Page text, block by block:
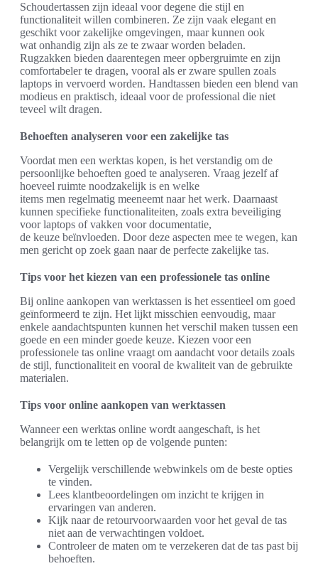
Schoudertassen zijn ideaal voor degene die stijl en
functionaliteit willen combineren. Ze zijn vaak elegant en
geschikt voor zakelijke omgevingen, maar kunnen ook
wat onhandig zijn als ze te zwaar worden beladen.
Rugzakken bieden daarentegen meer opbergruimte en zijn
comfortabeler te dragen, vooral als er zware spullen zoals
laptops in vervoerd worden. Handtassen bieden een blend van
modieus en praktisch, ideaal voor de professional die niet
teveel wilt dragen.
Behoeften analyseren voor een zakelijke tas
Voordat men een werktas kopen, is het verstandig om de
persoonlijke behoeften goed te analyseren. Vraag jezelf af
hoeveel ruimte noodzakelijk is en welke
items men regelmatig meeneemt naar het werk. Daarnaast
kunnen specifieke functionaliteiten, zoals extra beveiliging
voor laptops of vakken voor documentatie,
de keuze beïnvloeden. Door deze aspecten mee te wegen, kan
men gericht op zoek gaan naar de perfecte zakelijke tas.
Tips voor het kiezen van een professionele tas online
Bij online aankopen van werktassen is het essentieel om goed
geïnformeerd te zijn. Het lijkt misschien eenvoudig, maar
enkele aandachtspunten kunnen het verschil maken tussen een
goede en een minder goede keuze. Kiezen voor een
professionele tas online vraagt om aandacht voor details zoals
de stijl, functionaliteit en vooral de kwaliteit van de gebruikte
materialen.
Tips voor online aankopen van werktassen
Wanneer een werktas online wordt aangeschaft, is het
belangrijk om te letten op de volgende punten:
Vergelijk verschillende webwinkels om de beste opties
te vinden.
Lees klantbeoordelingen om inzicht te krijgen in
ervaringen van anderen.
Kijk naar de retourvoorwaarden voor het geval de tas
niet aan de verwachtingen voldoet.
Controleer de maten om te verzekeren dat de tas past bij
behoeften.